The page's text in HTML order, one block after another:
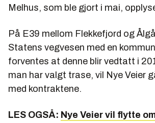
Melhus, som ble gjort i mai,
På E39 mellom Flekkefjord og
Statens vegvesen med en
forventes at denne blir vedtatt i
man har valgt trase, vil Nye Veier
med kontraktene.
LES OGSÅ: Nye Veier vil flytte